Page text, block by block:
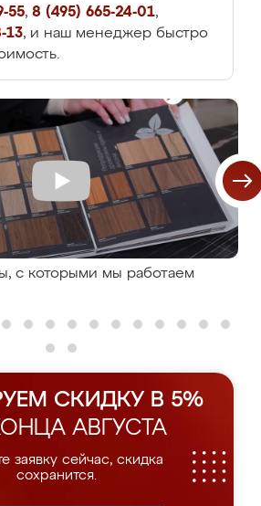
55, 8 (495) 665-24-01,
13, и наш менеджер быстро
с которыми мы работаем
СКИДКУ В 5%
АВГУСТА
заявку сейчас, скидка
сохранится.